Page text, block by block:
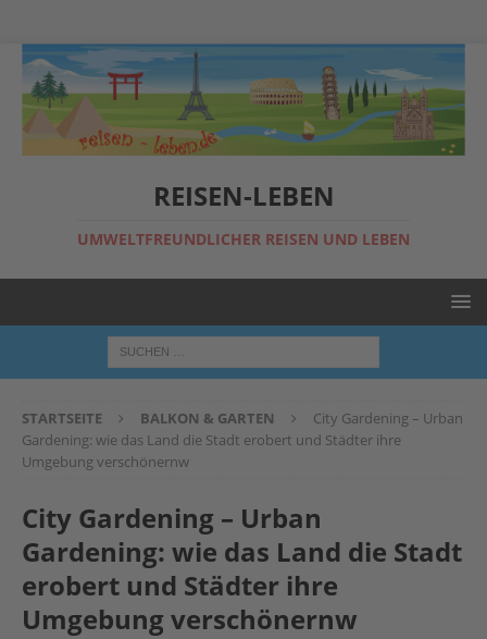
REISEN-LEBEN
UMWELTFREUNDLICHER REISEN UND LEBEN
STARTSEITE BALKON & GARTEN
City Gardening – Urban
Gardening: wie das Land die Stadt erobert und Städter ihre
Umgebung verschönernw
City Gardening – Urban
Gardening: wie das Land die Stadt
erobert und Städter ihre
Umgebung verschönernw